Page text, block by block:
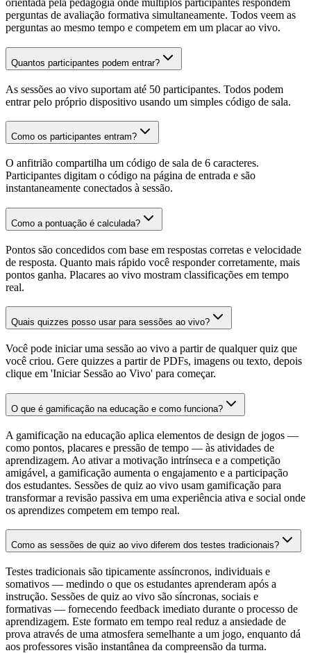
orientada pela pedagogia onde múltiplos participantes respondem
perguntas de avaliação formativa simultaneamente. Todos veem as
perguntas ao mesmo tempo e competem em um placar ao vivo.
Quantos participantes podem entrar?
As sessões ao vivo suportam até 50 participantes. Todos podem
entrar pelo próprio dispositivo usando um simples código de sala.
Como os participantes entram?
O anfitrião compartilha um código de sala de 6 caracteres.
Participantes digitam o código na página de entrada e são
instantaneamente conectados à sessão.
Como a pontuação é calculada?
Pontos são concedidos com base em respostas corretas e velocidade
de resposta. Quanto mais rápido você responder corretamente, mais
pontos ganha. Placares ao vivo mostram classificações em tempo
real.
Quais quizzes posso usar para sessões ao vivo?
Você pode iniciar uma sessão ao vivo a partir de qualquer quiz que
você criou. Gere quizzes a partir de PDFs, imagens ou texto, depois
clique em 'Iniciar Sessão ao Vivo' para começar.
O que é gamificação na educação e como funciona?
A gamificação na educação aplica elementos de design de jogos —
como pontos, placares e pressão de tempo — às atividades de
aprendizagem. Ao ativar a motivação intrínseca e a competição
amigável, a gamificação aumenta o engajamento e a participação
dos estudantes. Sessões de quiz ao vivo usam gamificação para
transformar a revisão passiva em uma experiência ativa e social onde
os aprendizes competem em tempo real.
Como as sessões de quiz ao vivo diferem dos testes tradicionais?
Testes tradicionais são tipicamente assíncronos, individuais e
somativos — medindo o que os estudantes aprenderam após a
instrução. Sessões de quiz ao vivo são síncronas, sociais e
formativas — fornecendo feedback imediato durante o processo de
aprendizagem. Este formato em tempo real reduz a ansiedade de
prova através de uma atmosfera semelhante a um jogo, enquanto dá
aos professores visão instantânea da compreensão da turma.